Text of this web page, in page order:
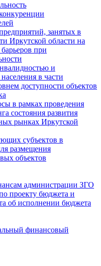
занятых в
Иркутской области на
при
и
в части
доступности объектов
в рамках проведения
состояния развития
рынках Иркутской
субъектов в
размещения
объектов
администрации ЗГО
проекту бюджета и
об исполнении бюджета
финансовый